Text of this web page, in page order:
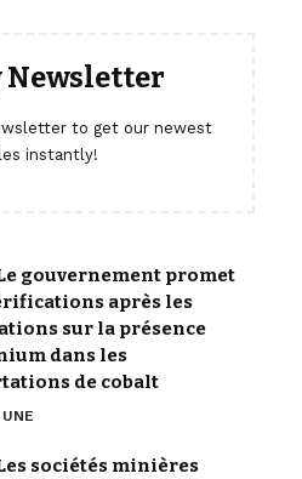
Newsletter
to get our newest
instantly!
Le gouvernement promet
après les
sur la présence
dans les
de cobalt
Les sociétés minières